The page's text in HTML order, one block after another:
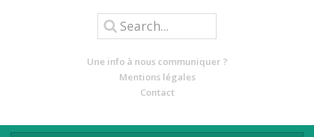
Une info à nous communiquer ?
Mentions légales
Contact